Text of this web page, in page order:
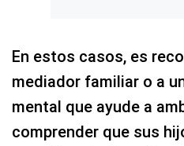
En estos casos, es
mediador familiar o a
mental que ayude a
comprender que sus